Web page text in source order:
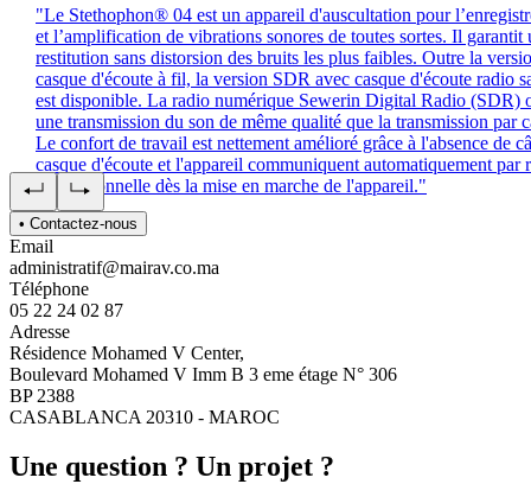
"Le Stethophon® 04 est un appareil d'auscultation pour
et l’amplification de vibrations sonores de toutes sortes. Il garantit
restitution sans distorsion des bruits les plus faibles. Outre la
casque d'écoute à fil, la version SDR avec casque d'écoute radio
est disponible. La radio numérique Sewerin Digital Radio (SDR)
une transmission du son de même qualité que la transmission par
Le confort de travail est nettement amélioré grâce à l'absence de
casque d'écoute et l'appareil communiquent automatiquement par
bidirectionnelle dès la mise en marche de l'appareil."
• Contactez-nous
Email
administratif@mairav.co.ma
Téléphone
05 22 24 02 87
Adresse
Résidence Mohamed V Center,
Boulevard Mohamed V Imm B 3 eme étage N° 306
BP 2388
CASABLANCA 20310 - MAROC
Une question ? Un projet ?